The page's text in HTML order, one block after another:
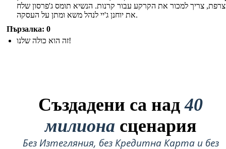
צריך למכור את הקרקע עבור קרנות. הנשיא תומס ג'פרסון שלח
את יוחנן ג'יי לנהל משא ומתן על העסקה.
Пързалка: 0
זה הוא כולה שלנו!
Създадени са над40
милиона сценария
Без Изтегляния, без Кредитна Карта и без